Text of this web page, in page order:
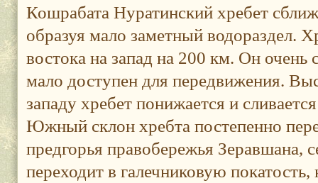
Кошрабата Нуратинский хребет
образуя мало заметный водораздел.
востока на запад на 200 км. Он очень
мало доступен для передвижения.
западу хребет понижается и
Южный склон хребта постепенно
предгорья правобережья Зеравшана,
переходит в галечниковую покатость,